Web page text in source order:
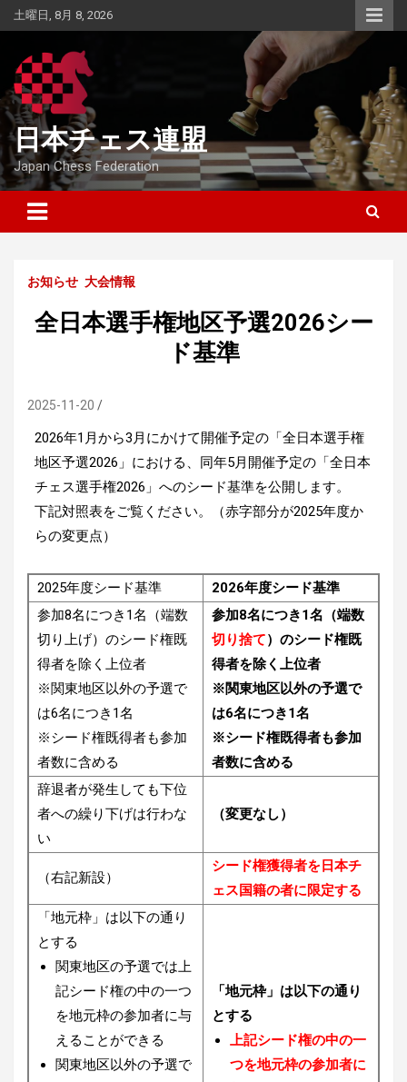
Skip
to
土曜日, 8月 8, 2026
日本チェス連盟
Japan Chess Federation
お知らせ 大会情報
全日本選手権地区予選2026シー
ド基準
2025-11-20
2026年1月から3月にかけて開催予定の「全日本選手権
地区予選2026」における、同年5月開催予定の「全日本
チェス選手権2026」へのシード基準を公開します。
下記対照表をご覧ください。（赤字部分が2025年度か
らの変更点）
2025年度シード基準
2026年度シード基準
参加8名につき1名（端数
切り上げ）のシード権既
得者を除く上位者
※関東地区以外の予選で
は6名につき1名
※シード権既得者も参加
者数に含める
参加8名につき1名（端数
切り捨て）のシード権既
得者を除く上位者
※関東地区以外の予選で
は6名につき1名
※シード権既得者も参加
者数に含める
辞退者が発生しても下位
者への繰り下げは行わな
い
（変更なし）
（右記新設）
シード権獲得者を日本チ
ェス国籍の者に限定する
「地元枠」は以下の通り
とする
関東地区の予選では上
記シード権の中の一つ
を地元枠の参加者に与
えることができる
関東地区以外の予選で
「地元枠」は以下の通り
とする
上記シード権の中の一
つを地元枠の参加者に